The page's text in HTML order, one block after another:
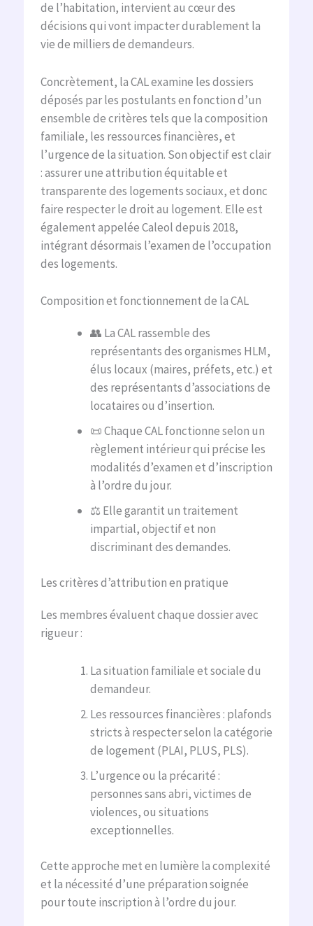
de l’habitation, intervient au cœur des
décisions qui vont impacter durablement la
vie de milliers de demandeurs.
Concrètement, la CAL examine les dossiers
déposés par les postulants en fonction d’un
ensemble de critères tels que la composition
familiale, les ressources financières, et
l’urgence de la situation. Son objectif est clair
: assurer une attribution équitable et
transparente des logements sociaux, et donc
faire respecter le droit au logement. Elle est
également appelée Caleol depuis 2018,
intégrant désormais l’examen de l’occupation
des logements.
Composition et fonctionnement de la CAL
👥 La CAL rassemble des
représentants des organismes HLM,
élus locaux (maires, préfets, etc.) et
des représentants d’associations de
locataires ou d’insertion.
📜 Chaque CAL fonctionne selon un
règlement intérieur qui précise les
modalités d’examen et d’inscription
à l’ordre du jour.
⚖️ Elle garantit un traitement
impartial, objectif et non
discriminant des demandes.
Les critères d’attribution en pratique
Les membres évaluent chaque dossier avec
rigueur :
La situation familiale et sociale du
demandeur.
Les ressources financières : plafonds
stricts à respecter selon la catégorie
de logement (PLAI, PLUS, PLS).
L’urgence ou la précarité :
personnes sans abri, victimes de
violences, ou situations
exceptionnelles.
Cette approche met en lumière la complexité
et la nécessité d’une préparation soignée
pour toute inscription à l’ordre du jour.